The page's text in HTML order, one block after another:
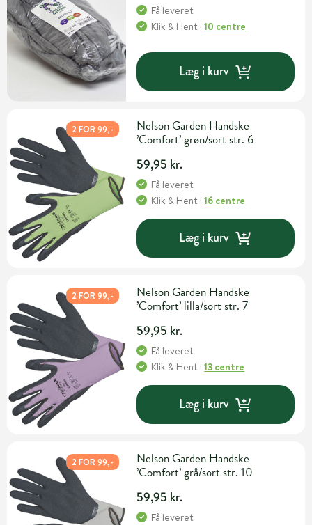
Få leveret
Klik & Hent i10 centre
Læg i kurv
2 FOR 99,-
Nelson Garden Handske
’Comfort’ grøn/sort str. 6
59,95 kr.
Få leveret
Klik & Hent i16 centre
Læg i kurv
2 FOR 99,-
Nelson Garden Handske
’Comfort’ lilla/sort str. 7
59,95 kr.
Få leveret
Klik & Hent i13 centre
Læg i kurv
2 FOR 99,-
Nelson Garden Handske
’Comfort’ grå/sort str. 10
59,95 kr.
Få leveret